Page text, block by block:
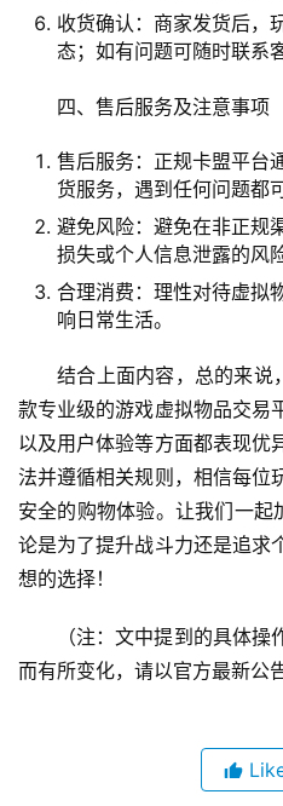
收货确认：商家发货后，
态；如有问题可随时联系
四、售后服务及注意事项
售后服务：正规卡盟平台
货服务，遇到任何问题都
避免风险：避免在非正规
损失或个人信息泄露的风险
合理消费：理性对待虚拟
响日常生活。
结合上面内容，总的来说
款专业级的游戏虚拟物品交易
以及用户体验等方面都表现优
法并遵循相关规则，相信每位
安全的购物体验。让我们一起
论是为了提升战斗力还是追求
想的选择！
（注：文中提到的具体
而有所变化，请以官方最新公